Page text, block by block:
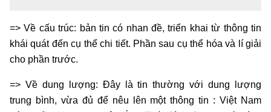
=> Về cấu trúc: bản tin có nhan đề, triển khai từ thông tin
khái quát đến cụ thể chi tiết. Phần sau cụ thể hóa và lí giải
cho phần trước.
=> Về dung lượng: Đây là tin thường với dung lượng
trung bình, vừa đủ để nêu lên một thông tin : Việt Nam